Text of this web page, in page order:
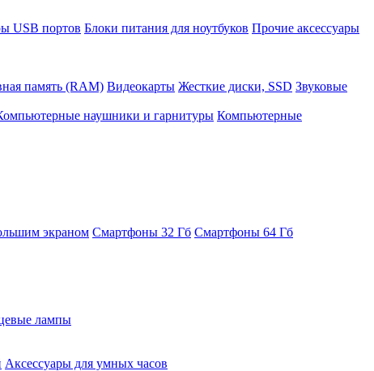
USB портов Блоки питания для ноутбуков Прочие аксессуары
память (RAM) Видеокарты Жесткие диски, SSD Звуковые
наушники и гарнитуры Компьютерные
экраном Смартфоны 32 Гб Смартфоны 64 Гб
лампы
Аксессуары для умных часов